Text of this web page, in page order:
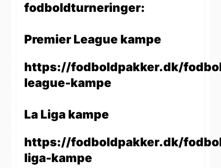
fodboldturneringer:
Premier League kampe
https://fodboldpakker.dk/
league-kampe
La Liga kampe
https://fodboldpakker.dk/
liga-kampe